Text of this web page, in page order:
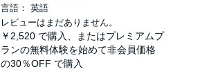
言語： 英語
レビューはまだありません。
￥2,520 で購入、またはプレミアムプ
ランの無料体験を始めて非会員価格
の30％OFF で購入